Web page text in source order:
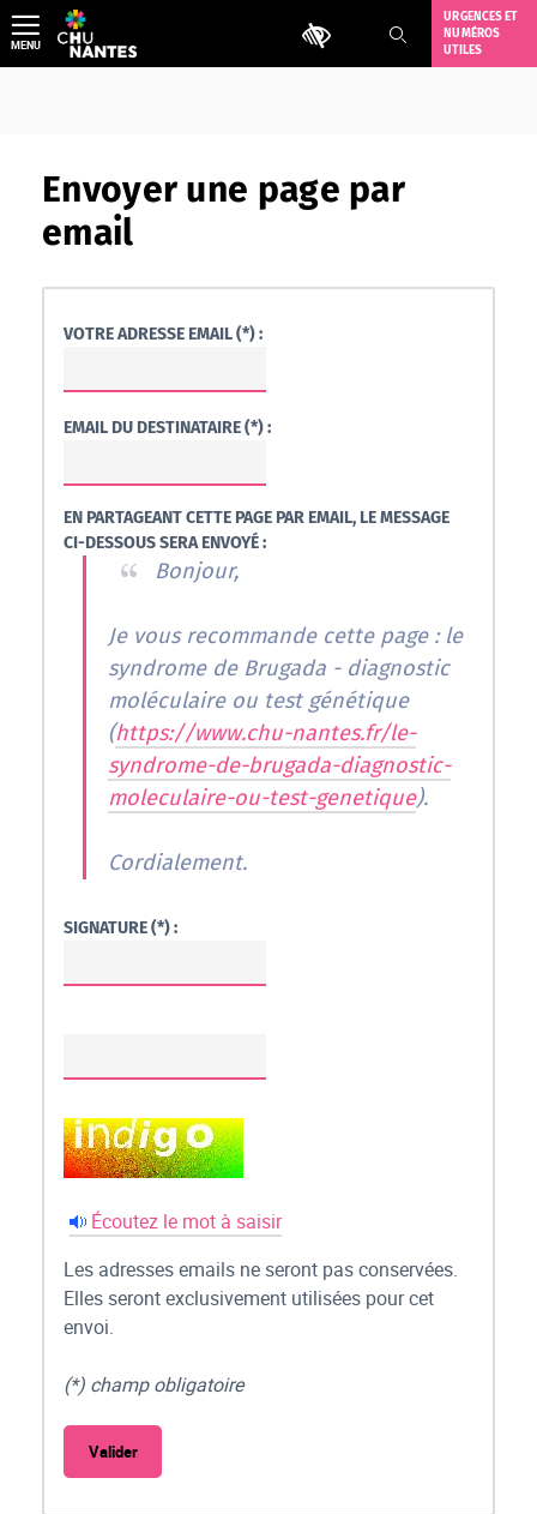
Aller
au
contenu
Outils d'accessibilité
URGENCES ET
NUMÉROS
UTILES
MENU
Envoyer une page par
email
VOTRE ADRESSE EMAIL (*) :
EMAIL DU DESTINATAIRE (*) :
EN PARTAGEANT CETTE PAGE PAR EMAIL, LE MESSAGE
CI-DESSOUS SERA ENVOYÉ :
Bonjour,
Je vous recommande cette page : le
syndrome de Brugada - diagnostic
moléculaire ou test génétique
(https://www.chu-nantes.fr/le-
syndrome-de-brugada-diagnostic-
moleculaire-ou-test-genetique).
Cordialement.
SIGNATURE (*) :
Écoutez le mot à saisir
Les adresses emails ne seront pas conservées.
Elles seront exclusivement utilisées pour cet
envoi.
(*) champ obligatoire